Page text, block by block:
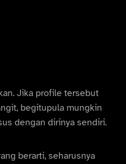
Jika profile tersebut
begitupula mungkin
dengan dirinya sendiri.
berarti, seharusnya